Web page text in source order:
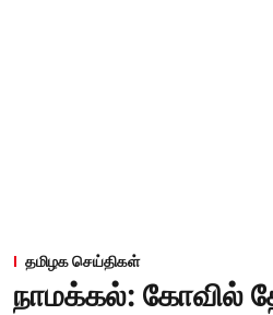
தமிழக செய்திகள்
நாமக்கல்: கோவில்